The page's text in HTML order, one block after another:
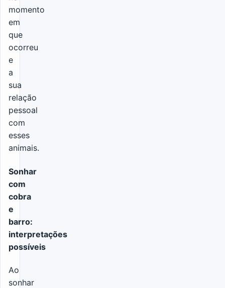
momento
em
que
ocorreu
e
a
sua
relação
pessoal
com
esses
animais.
Sonhar
com
cobra
e
barro:
interpretações
possíveis
Ao
sonhar